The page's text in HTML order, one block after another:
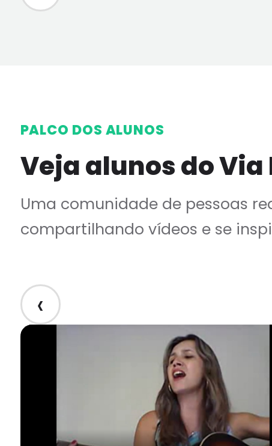
PALCO DOS ALUNOS
Veja alunos do
Uma comunidade de pessoas
compartilhando vídeos e se
‹